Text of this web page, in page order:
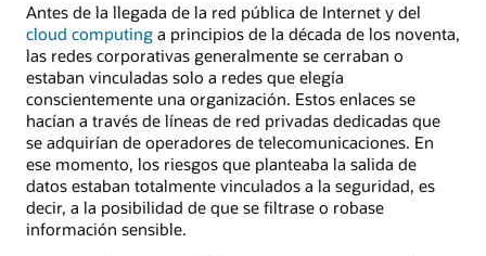
Antes de la llegada de la red pública de Internet y del
cloud computing a principios de la década de los noventa,
las redes corporativas generalmente se cerraban o
estaban vinculadas solo a redes que elegía
conscientemente una organización. Estos enlaces se
hacían a través de líneas de red privadas dedicadas que
se adquirían de operadores de telecomunicaciones. En
ese momento, los riesgos que planteaba la salida de
datos estaban totalmente vinculados a la seguridad, es
decir, a la posibilidad de que se filtrase o robase
información sensible.